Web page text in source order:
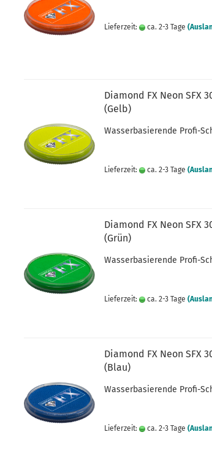
Lieferzeit: ca. 2-3 Tage
Diamond FX Neon SFX
(Gelb)
Wasserbasierende Profi-
Lieferzeit: ca. 2-3 Tage
Diamond FX Neon SFX
(Grün)
Wasserbasierende Profi-
Lieferzeit: ca. 2-3 Tage
Diamond FX Neon SFX
(Blau)
Wasserbasierende Profi-
Lieferzeit: ca. 2-3 Tage